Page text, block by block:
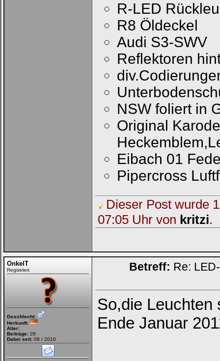
R-LED
R8 Öldeckel
Audi S3-SWV
Reflektoren
NSW foliert in
Original
Eibach 01
Pipercross
Dieser Post wurde
07:05 Uhr von kritzi.
OnkelT
Registriert
Geschlecht:
Herkunft:
Alter:
Beiträge: 28
Dabei seit: 08 / 2010
Betreff: Re:
So,die Leuchten
Ende Januar